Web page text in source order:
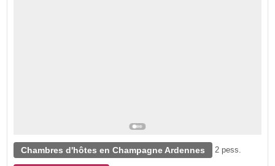
Chambres d'hôtes en Champagne Ardennes 2 pess.